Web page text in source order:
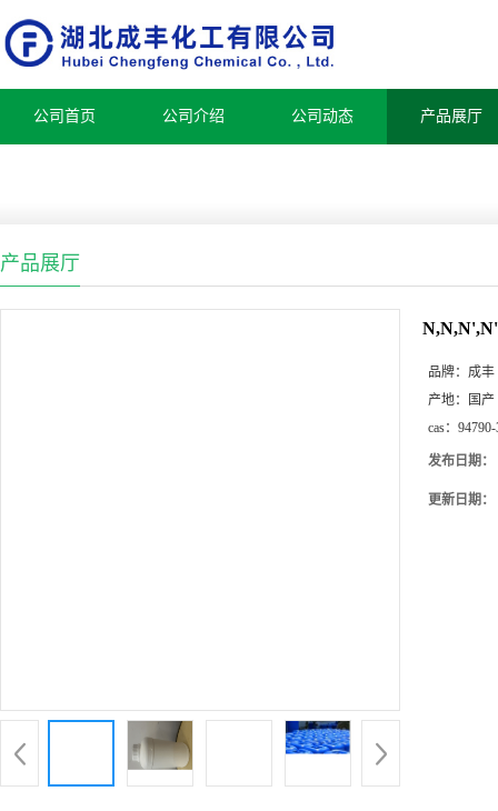
公司首页 公司介绍 公司动态 产品展厅
产品展厅
品牌： 成丰
产地：
国产
cas：
发布日期：
更新日期：